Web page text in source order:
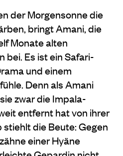
der Morgensonne die
bringt Amani, die
Monate alten
bei. Es ist ein Safari-
und einem
Denn als Amani
zwar die Impala-
entfernt hat von ihrer
stiehlt die Beute: Gegen
einer Hyäne